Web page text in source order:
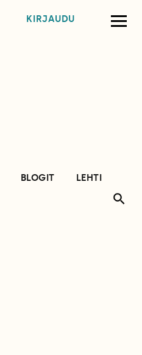
KIRJAUDU
BLOGIT
LEHTI